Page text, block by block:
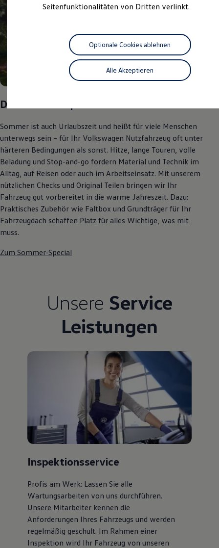
Klimafreundlicher Strom
Ladezeitensimulator
Ladelösungen für Privatkunden
Ladelösungen für Gewerbekunden
Wallbox und Ladekabel
Bidirektionales Laden
Förderung & Kosten der Elektrofahrzeuge
Kostensimulator
Mehr zum ID. Buzz
Online Beratung
California Welt
California Club
California Magazin & Ratgeber
Vanlife
Ratgeber
Routen & Reisen
California Reisen & Erlebnisse
California App
California Lifestyle & Zubehör
Übernachten im California
Karriere
Karriere im Unternehmen
Natur
Events
Rückblick VW Bus Festival 2023
75 Jahre Bulli Jubiläum
Bulli Magazin
Uptime
Das Sommer-Special
Sommer ist auch Urlaubszeit und heißt für viele Menschen
unterwegs sein – für Ihr Volkswagen Nutzfahrzeug oft unter
härteren Bedingungen als sonst. Hitze, lange Touren, volle
Beladung und Stop-and-go fordern Material und Technik im
Alltag, auf Reisen oder auch im Arbeitseinsatz. Mit unserem
nützlichen Checks und Original Teilen bringen wir Ihr
Fahrzeug gut vorbereitet in die warme Jahreszeit. Dazu:
Praktisches Zubehör wie Faltbox und Grundträger für Ihr
Fahrzeugdach schaffen Platz für alles Wichtige, was mit
muss.
Zum Sommer-Special
Unsere Service
Leistungen
Inspektionsservice
Profis am Werk: Lassen Sie alle
Wartungsarbeiten von uns durchführen.
Unsere Mitarbeiter kennen die
Anforderungen Ihres Fahrzeugs und werden
regelmäßig geschult. Im Rahmen einer
Inspektion wird Ihr Fahrzeug von unseren
Seitenfunktionalitäten von Dritten verlinkt.
Alle Akzeptieren
Optionale Cookies ablehnen